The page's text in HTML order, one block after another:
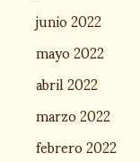
junio 2022
mayo 2022
abril 2022
marzo 2022
febrero 2022